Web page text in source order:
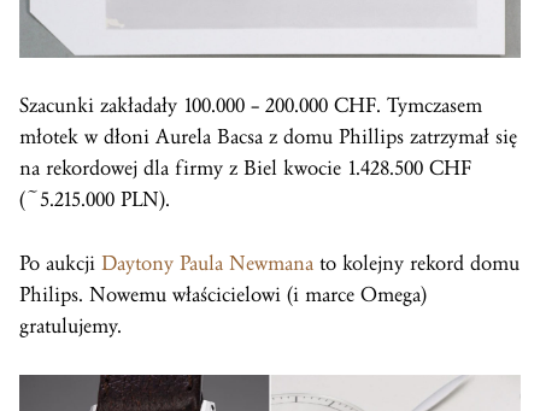
Szacunki zakładały 100.000 – 200.000 CHF. Tymczasem
młotek w dłoni Aurela Bacsa z domu Phillips zatrzymał się
na rekordowej dla firmy z Biel kwocie 1.428.500 CHF
(~5.215.000 PLN).
Po aukcji Daytony Paula Newmana to kolejny rekord domu
Philips. Nowemu właścicielowi (i marce Omega)
gratulujemy.